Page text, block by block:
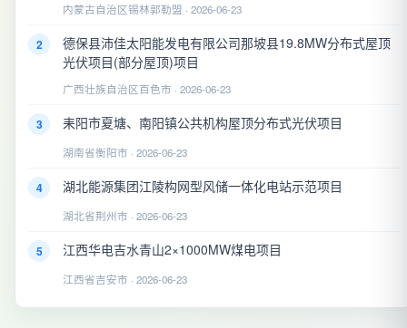
内蒙古自治区锡林郭勒盟 · 2026-06-23
2
德保县沛佳太阳能发电有限公司那坡县19.8MW分布式屋顶
光伏项目(部分屋顶)项目
广西壮族自治区百色市 · 2026-06-23
3 耒阳市夏塘、南阳镇公共机构屋顶分布式光伏项目
湖南省衡阳市 · 2026-06-23
4 湖北能源集团江陵构网型风储一体化电站示范项目
湖北省荆州市 · 2026-06-23
5 江西华电吉水青山2×1000MW煤电项目
江西省吉安市 · 2026-06-23